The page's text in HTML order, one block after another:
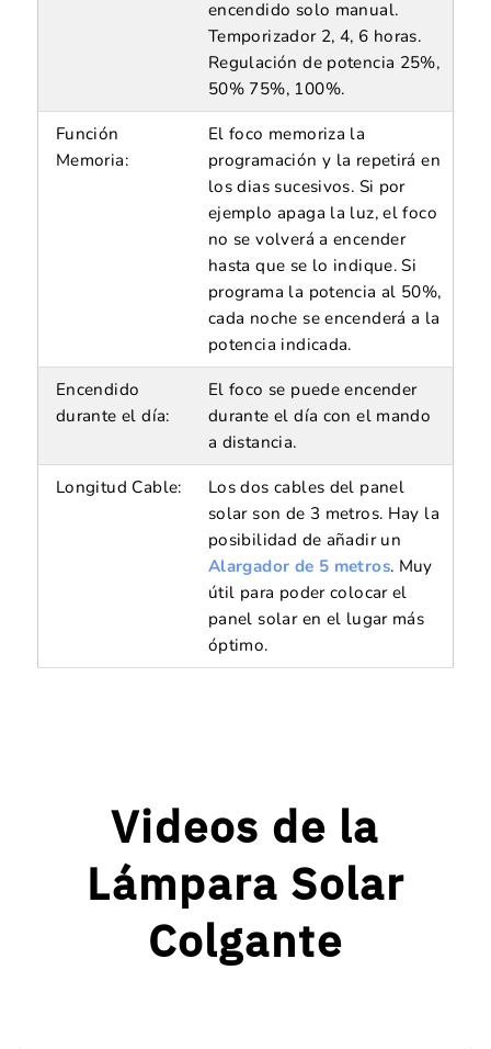
encendido solo manual.
Temporizador 2, 4, 6 horas.
Regulación de potencia 25%,
50% 75%, 100%.
Función
Memoria:
El foco memoriza la
programación y la repetirá en
los dias sucesivos. Si por
ejemplo apaga la luz, el foco
no se volverá a encender
hasta que se lo indique. Si
programa la potencia al 50%,
cada noche se encenderá a la
potencia indicada.
Encendido
durante el día:
El foco se puede encender
durante el día con el mando
a distancia.
Longitud Cable:
Los dos cables del panel
solar son de 3 metros. Hay la
posibilidad de añadir un
Alargador de 5 metros. Muy
útil para poder colocar el
panel solar en el lugar más
óptimo.
Videos de la
Lámpara Solar
Colgante